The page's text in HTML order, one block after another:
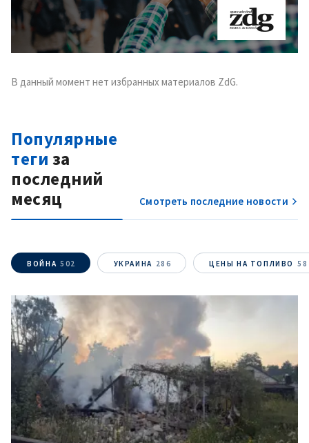
Отправить
информацию
О ZDG
В данный момент нет избранных материалов ZdG.
Популярные
теги за
последний
месяц
Смотреть последние новости
ВОЙНА 502 УКРАИНА 286 ЦЕНЫ НА ТОПЛИВО 58